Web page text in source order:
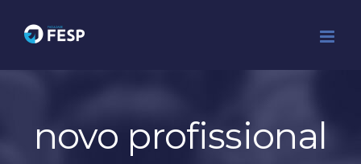
para
conteúdo
novo profissional